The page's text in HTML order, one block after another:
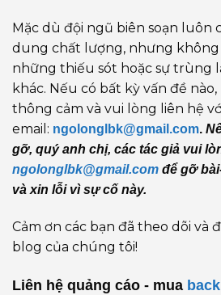
Mặc dù đội ngũ biên soạn luôn
dung chất lượng, nhưng
những thiếu sót hoặc sự trùng
khác. Nếu có bất kỳ vấn đề
thông cảm và vui lòng liên hệ
email: ngolonglbk@gmail.com.
gỡ, quý anh chị, các tác giả vui
ngolonglbk@gmail.com để gỡ
và xin lỗi vì sự cố này.
Cảm ơn các bạn đã theo dõi và
blog của chúng tôi!
Liên hệ quảng cáo - mua